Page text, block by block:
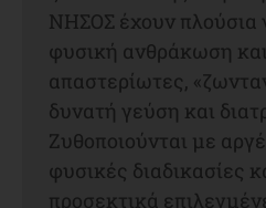
ΝΗΣΟΣ έχουν πλούσια
φυσική ανθράκωση
απαστερίωτες,
δυνατή γεύση και
Ζυθοποιούνται με
φυσικές διαδικασίες
προσεκτικά